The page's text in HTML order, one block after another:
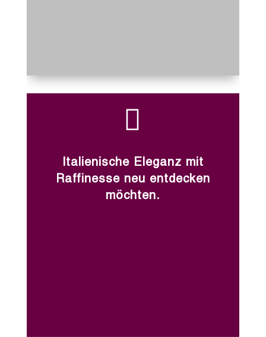

Italienische Eleganz mit
Raffinesse neu entdecken
möchten.